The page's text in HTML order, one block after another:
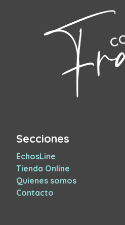
Secciones
EchosLine
Tienda Online
Quienes somos
Contacto